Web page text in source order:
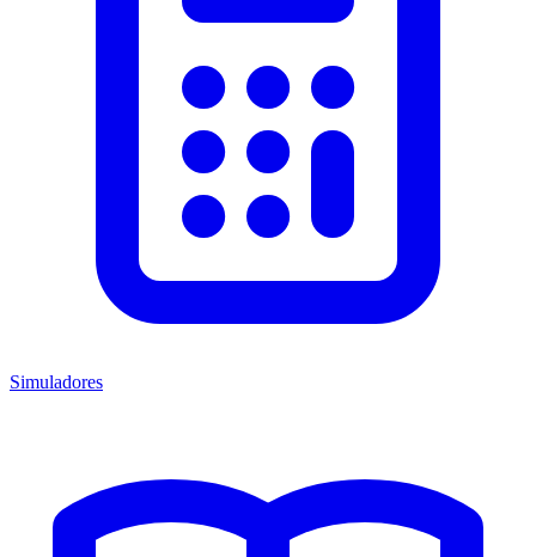
Simuladores